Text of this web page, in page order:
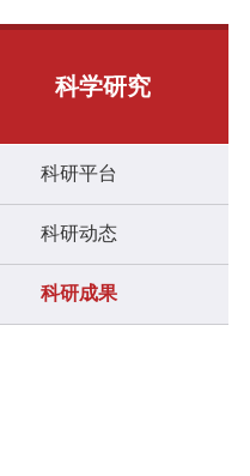
科学研究
科研平台
科研动态
科研成果